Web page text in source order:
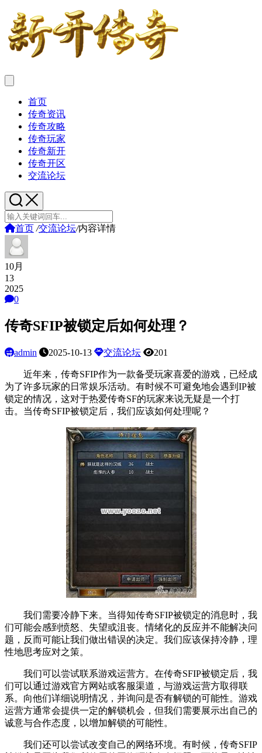
首页
传奇资讯
传奇攻略
传奇玩家
传奇新开
传奇开区
交流论坛
首页 /交流论坛/内容详情
10月
13
2025
0
传奇SFIP被锁定后如何处理？
admin 2025-10-13 交流论坛 201
近年来，传奇SFIP作为一款备受玩家喜爱的游戏，已经成
为了许多玩家的日常娱乐活动。有时候不可避免地会遇到IP被
锁定的情况，这对于热爱传奇SF的玩家来说无疑是一个打
击。当传奇SFIP被锁定后，我们应该如何处理呢？
我们需要冷静下来。当得知传奇SFIP被锁定的消息时，我
们可能会感到愤怒、失望或沮丧。情绪化的反应并不能解决问
题，反而可能让我们做出错误的决定。我们应该保持冷静，理
性地思考应对之策。
我们可以尝试联系游戏运营方。在传奇SFIP被锁定后，我
们可以通过游戏官方网站或客服渠道，与游戏运营方取得联
系。向他们详细说明情况，并询问是否有解锁的可能性。游戏
运营方通常会提供一定的解锁机会，但我们需要展示出自己的
诚意与合作态度，以增加解锁的可能性。
我们还可以尝试改变自己的网络环境。有时候，传奇SFIP